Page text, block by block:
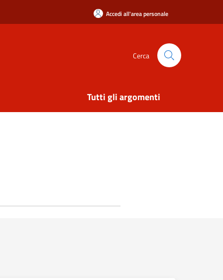
Accedi all'area personale
Cerca
Tutti gli argomenti